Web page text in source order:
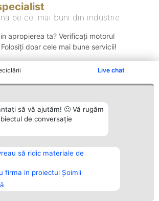
Live chat
să vă ajutăm! 🙂 Vă rugăm
de conversație
să ridic materiale de
firma in proiectul Șoimii
pe cei mai buni din industrie
apropierea ta? Verificați motorul
doar cele mai bune servicii!
Plebiscyt
Lista Tuturor
Laureaților
Statut
Contact